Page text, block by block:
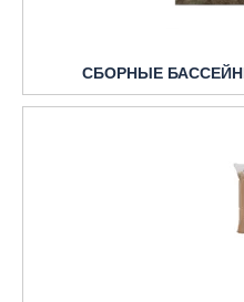
СБОРНЫЕ